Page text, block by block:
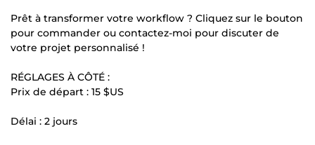
Prêt à transformer votre workflow ? Cliquez sur le bouton
pour commander ou contactez-moi pour discuter de
votre projet personnalisé !
RÉGLAGES À CÔTÉ :
Prix de départ : 15 $US
Délai : 2 jours